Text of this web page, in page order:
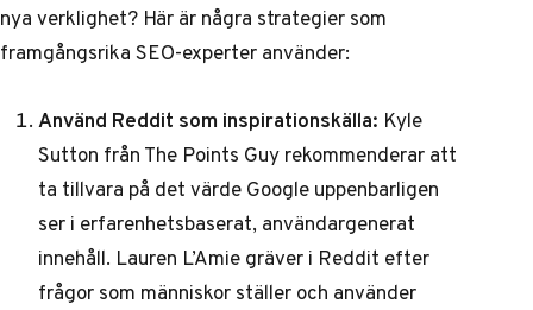
nya verklighet? Här är några strategier som
framgångsrika SEO-experter använder:
Använd Reddit som inspirationskälla: Kyle
Sutton från The Points Guy rekommenderar att
ta tillvara på det värde Google uppenbarligen
ser i erfarenhetsbaserat, användargenerat
innehåll. Lauren L’Amie gräver i Reddit efter
frågor som människor ställer och använder